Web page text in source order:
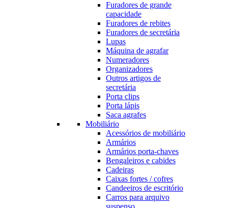
Furadores de grande
capacidade
Furadores de rebites
Furadores de secretária
Lupas
Máquina de agrafar
Numeradores
Organizadores
Outros artigos de
secretária
Porta clips
Porta lápis
Saca agrafes
Mobiliário
Acessórios de mobiliário
Armários
Armários porta-chaves
Bengaleiros e cabides
Cadeiras
Caixas fortes / cofres
Candeeiros de escritório
Carros para arquivo
suspenso